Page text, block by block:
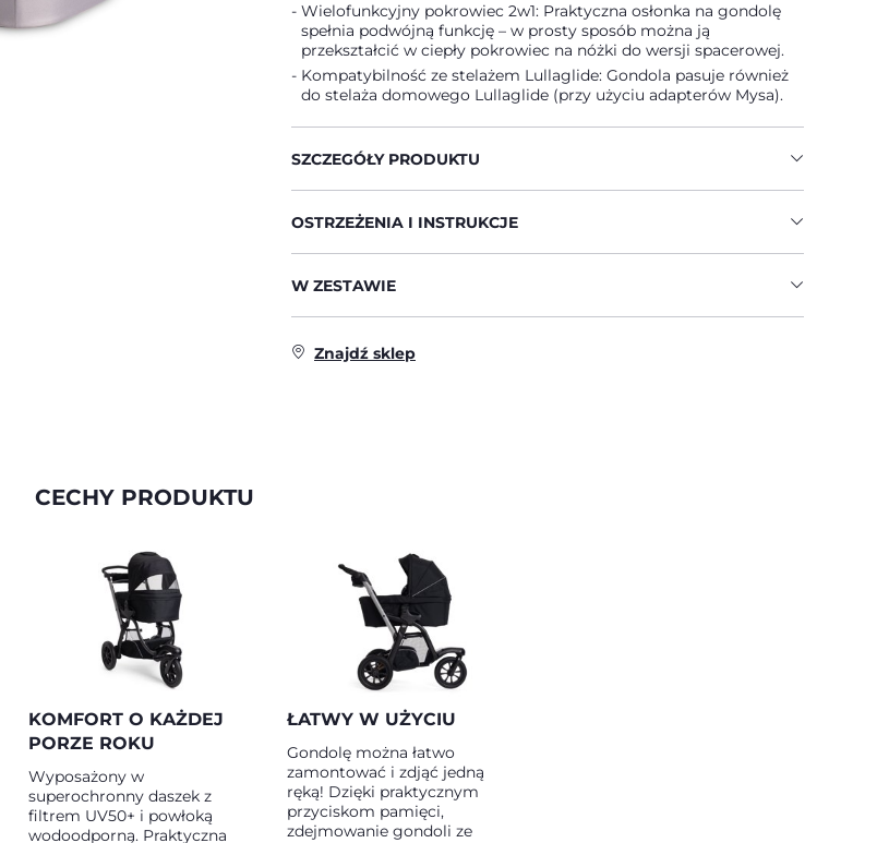
Wielofunkcyjny pokrowiec 2w1: Praktyczna osłonka na gondolę
spełnia podwójną funkcję – w prosty sposób można ją
przekształcić w ciepły pokrowiec na nóżki do wersji spacerowej.
Kompatybilność ze stelażem Lullaglide: Gondola pasuje również
do stelaża domowego Lullaglide (przy użyciu adapterów Mysa).
SZCZEGÓŁY PRODUKTU
OSTRZEŻENIA I INSTRUKCJE
W ZESTAWIE
Znajdź sklep
CECHY PRODUKTU
KOMFORT O KAŻDEJ
PORZE ROKU
Wyposażony w
superochronny daszek z
filtrem UV50+ i powłoką
wodoodporną. Praktyczna
ŁATWY W UŻYCIU
Gondolę można łatwo
zamontować i zdjąć jedną
ręką! Dzięki praktycznym
przyciskom pamięci,
zdejmowanie gondoli ze